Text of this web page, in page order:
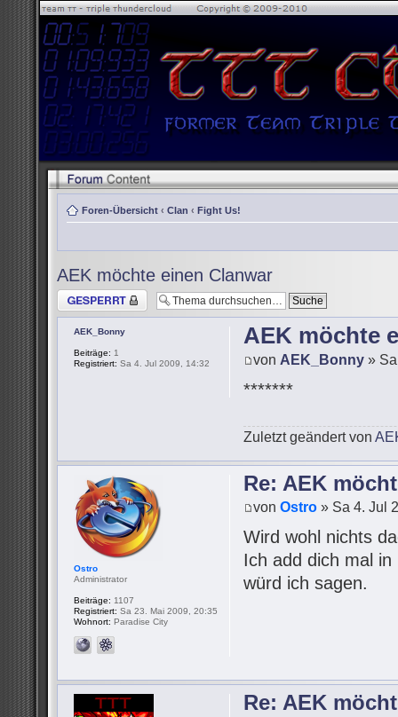
Foren-Übersicht ‹ Clan ‹ Fight Us!
AEK möchte einen Clanwar
Thema gesperrt
AEK möchte
von AEK_Bonny »
*******
Zuletzt geändert von
AEK_Bonny
Beiträge: 1
Registriert: Sa 4. Jul 2009, 14:32
Re: AEK
vonOstro » Sa 4. Jul
Wird wohl nichts
Ich add dich mal
würd ich sagen.
Ostro
Administrator
Beiträge: 1107
Registriert: Sa 23. Mai 2009, 20:35
Wohnort: Paradise City
Re: AEK